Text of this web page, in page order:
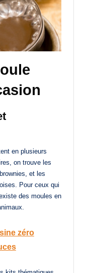
en plusieurs
on trouve les
et les
Pour ceux qui
des moules en
zéro